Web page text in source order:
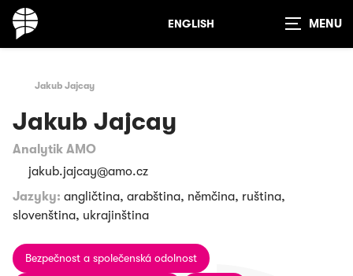
ENGLISH
Zobrazit
Jakub Jajcay
Jakub Jajcay
Analytik AMO
jakub.jajcay@amo.cz
Jazyky: angličtina, arabština, němčina, ruština,
slovenština, ukrajinština
Bezpečnost a společenská odolnost